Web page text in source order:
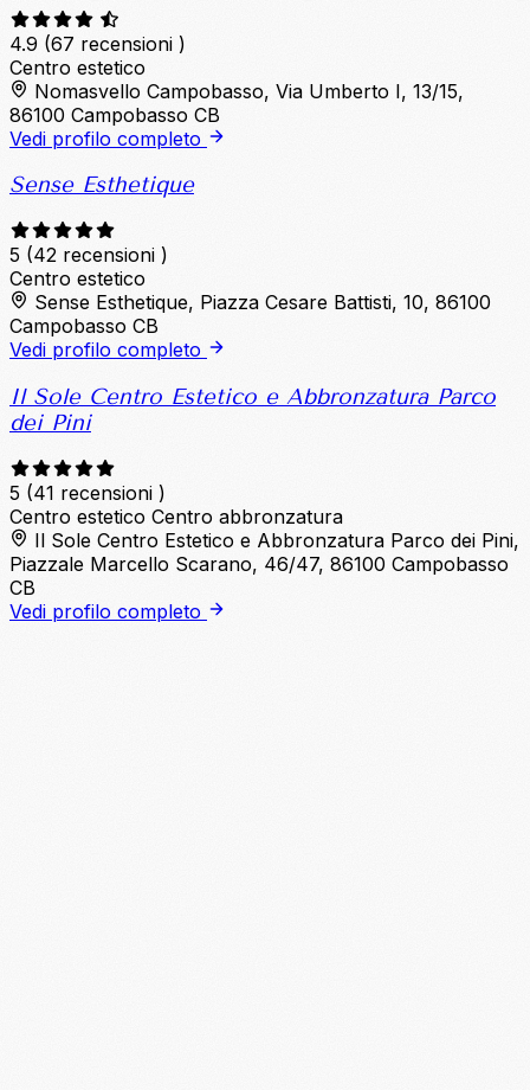
4.9 (67 recensioni )
Centro estetico
Nomasvello Campobasso, Via Umberto I, 13/15,
86100 Campobasso CB
Vedi profilo completo
Sense Esthetique
5 (42 recensioni )
Centro estetico
Sense Esthetique, Piazza Cesare Battisti, 10, 86100
Campobasso CB
Vedi profilo completo
Il Sole Centro Estetico e Abbronzatura Parco
dei Pini
5 (41 recensioni )
Centro estetico Centro abbronzatura
Il Sole Centro Estetico e Abbronzatura Parco dei Pini,
Piazzale Marcello Scarano, 46/47, 86100 Campobasso
CB
Vedi profilo completo